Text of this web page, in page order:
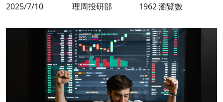
2025/7/10 理周投研部 1962 瀏覽數